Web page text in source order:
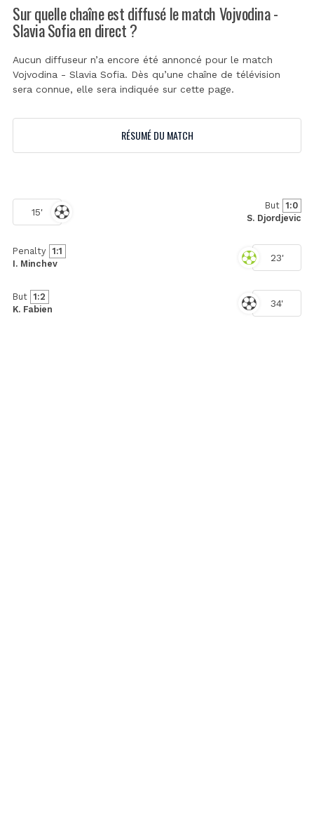
Sur quelle chaîne est diffusé le match Vojvodina -
Slavia Sofia en direct ?
Aucun diffuseur n’a encore été annoncé pour le match
Vojvodina - Slavia Sofia. Dès qu’une chaîne de télévision
sera connue, elle sera indiquée sur cette page.
RÉSUMÉ DU MATCH
15'
But 1:0
S. Djordjevic
23'
Penalty 1:1
I. Minchev
34'
But 1:2
K. Fabien